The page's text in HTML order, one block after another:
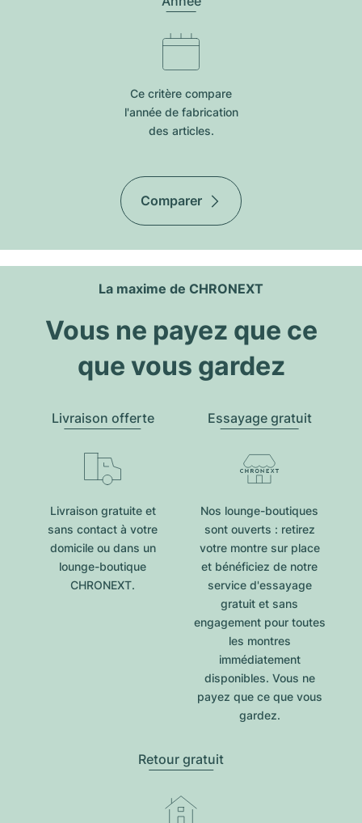
Ce critère compare
l'année de fabrication
des articles.
Comparer
La maxime de CHRONEXT
Vous ne payez que ce
que vous gardez
Livraison offerte
Livraison gratuite et
sans contact à votre
domicile ou dans un
lounge-boutique
CHRONEXT.
Essayage gratuit
Nos lounge-boutiques
sont ouverts : retirez
votre montre sur place
et bénéficiez de notre
service d'essayage
gratuit et sans
engagement pour toutes
les montres
immédiatement
disponibles. Vous ne
payez que ce que vous
gardez.
Retour gratuit